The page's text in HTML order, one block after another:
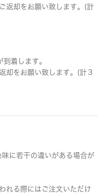
返却をお願い致します。(計
着します。
却をお願い致します。(計３
に若干の違いがある場合が
れる際にはご注文いただけ